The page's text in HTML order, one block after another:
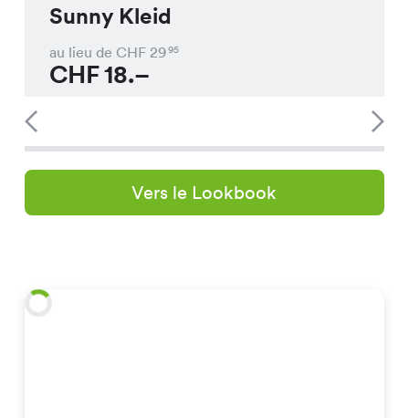
Sunny Kleid
au lieu de CHF 2995
CHF18.–
Vers le Lookbook